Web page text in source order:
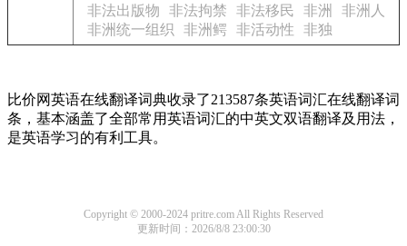
非法出版物
非法拘禁 非法移民 非洲
非洲人
非洲统一组织
非洲鳄 非活动性 非独
比价网英语在线翻译词典收录了213587条英语词汇在线翻译词
条，基本涵盖了全部常用英语词汇的中英文双语翻译及用法，
是英语学习的有利工具。
Copyright © 2000-2024 pritre.com All Rights Reserved
更新时间：2026/8/8 23:00:30